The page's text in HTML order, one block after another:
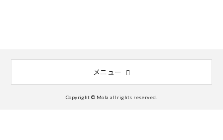
メニュー
Copyright © Mola all rights reserved.